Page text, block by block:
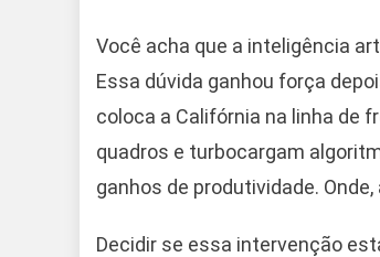
Você acha que a inteligência
Essa dúvida ganhou força
coloca a Califórnia na linha de
quadros e turbocargam
ganhos de produtividade.
Decidir se essa intervenção